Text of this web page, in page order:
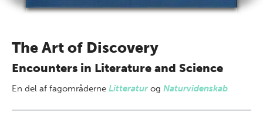
The Art of Discovery
Encounters in Literature and Science
En del af fagområderne Litteraturog Naturvidenskab